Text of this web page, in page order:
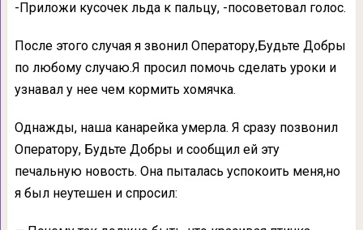
-Приложи кусочек льда к пальцу, -посоветовал голос.
После этого случая я звонил Оператору,Будьте Добры
по любому случаю.Я просил помочь сделать уроки и
узнавал у нее чем кормить хомячка.
Однажды, наша канарейка умерла. Я сразу позвонил
Оператору, Будьте Добры и сообщил ей эту
печальную новость. Она пыталась успокоить меня,но
я был неутешен и спросил: